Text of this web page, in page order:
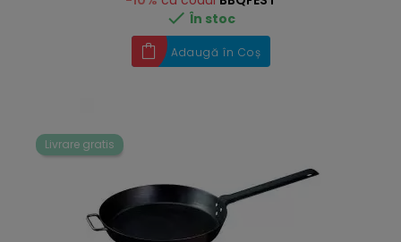
 În stoc
Adaugă în Coș
Livrare gratis